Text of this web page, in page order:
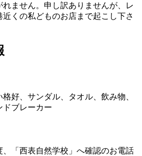
れません。申し訳ありませんが、レ
近くの私どものお店まで起こし下さ
好、サンダル、タオル、飲み物、
ドブレーカー
、「西表自然学校」へ確認のお電話